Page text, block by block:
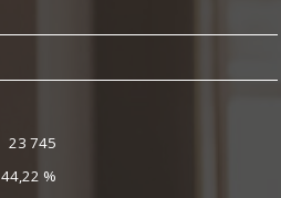
23 745
44,22 %